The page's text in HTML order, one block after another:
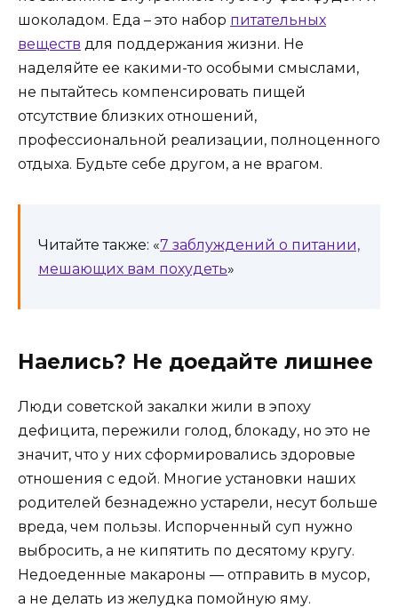
шоколадом. Еда – это набор питательных
веществ для поддержания жизни. Не
наделяйте ее какими-то особыми смыслами,
не пытайтесь компенсировать пищей
отсутствие близких отношений,
профессиональной реализации, полноценного
отдыха. Будьте себе другом, а не врагом.
Читайте также: «7 заблуждений о питании,
мешающих вам похудеть»
Наелись? Не доедайте лишнее
Люди советской закалки жили в эпоху
дефицита, пережили голод, блокаду, но это не
значит, что у них сформировались здоровые
отношения с едой. Многие установки наших
родителей безнадежно устарели, несут больше
вреда, чем пользы. Испорченный суп нужно
выбросить, а не кипятить по десятому кругу.
Недоеденные макароны — отправить в мусор,
а не делать из желудка помойную яму.